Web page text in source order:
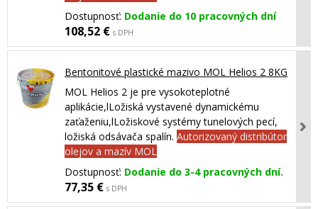
Dostupnosť: Dodanie do 10 pracovných dní
108,52 € s DPH
Bentonitové plastické mazivo MOL Helios 2 8KG
MOL Helios 2 je pre vysokoteplotné
aplikácie,lLožiská vystavené dynamickému
zaťaženiu,lLožiskové systémy tunelových pecí,
ložiská odsávača spalín. Autorizovaný distribútor
olejov a mazív MOL
Dostupnosť: Dodanie do 3-4 pracovných dní.
77,35 € s DPH